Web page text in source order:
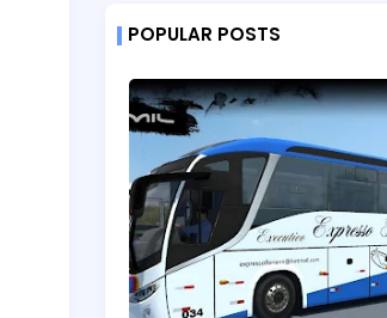
POPULAR POSTS